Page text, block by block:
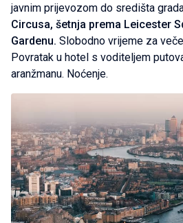
javnim prijevozom do središta
Circusa, šetnja prema Leicester
Gardenu. Slobodno vrijeme za
Povratak u hotel s voditeljem
aranžmanu. Noćenje.